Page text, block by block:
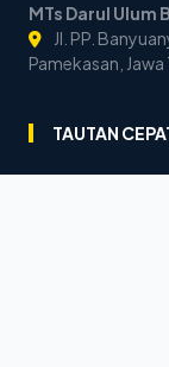
MTs Darul Ulum
Jl. PP.
Pamekasan,
TAUTAN